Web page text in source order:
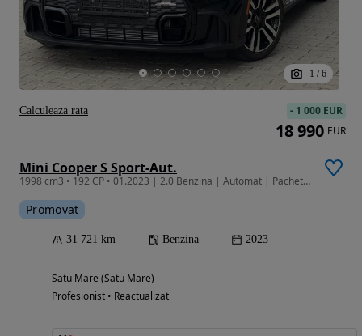
1 / 6
Mini Cooper S Sport-Aut.
1998 cm3 • 192 CP • 01.2023 | 2.0 Benzina | Automat | Pachet Cooper Works | Finantare |
Promovat
31 721 km Benzina 2023
Satu Mare (Satu Mare)
Profesionist • Reactualizat
- 1 000 EUR
18 990 EUR
Calculeaza rata